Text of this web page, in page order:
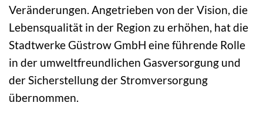
Veränderungen. Angetrieben von der Vision, die
Lebensqualität in der Region zu erhöhen, hat die
Stadtwerke Güstrow GmbH eine führende Rolle
in der umweltfreundlichen Gasversorgung und
der Sicherstellung der Stromversorgung
übernommen.